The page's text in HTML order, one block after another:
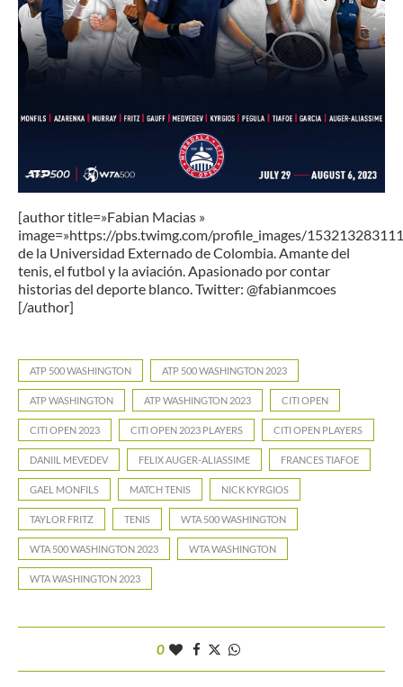
[author title=»Fabian Macias »
image=»https://pbs.twimg.com/profile_images/
de la Universidad Externado de Colombia. Amante del
tenis, el futbol y la aviación. Apasionado por contar
historias del deporte blanco. Twitter: @fabianmcoes
[/author]
ATP 500 WASHINGTON ATP 500 WASHINGTON 2023
ATP WASHINGTON ATP WASHINGTON 2023 CITI OPEN
CITI OPEN 2023 CITI OPEN 2023 PLAYERS CITI OPEN PLAYERS
DANIIL MEVEDEV FELIX AUGER-ALIASSIME FRANCES TIAFOE
GAEL MONFILS MATCH TENIS NICK KYRGIOS
TAYLOR FRITZ TENIS WTA 500 WASHINGTON
WTA 500 WASHINGTON 2023 WTA WASHINGTON
WTA WASHINGTON 2023
0